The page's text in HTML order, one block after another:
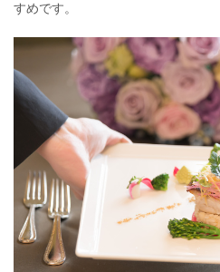
すめです。